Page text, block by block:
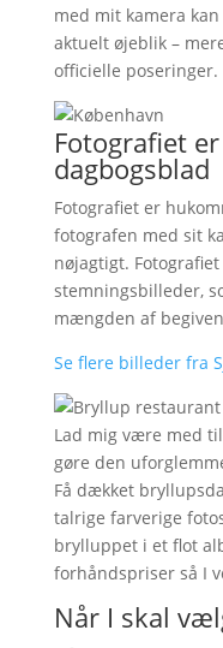
med mit kamera
aktuelt øjeblik –
officielle poseringer.
Fotografiet
dagbogsblad
Fotografiet er
fotografen med sit
nøjagtigt.
stemningsbilleder,
mængden af
Se flere billeder fra
Lad mig være med
gøre den
Få dækket
talrige farverige
brylluppet i et flot
forhåndspriser så I
Når I skal